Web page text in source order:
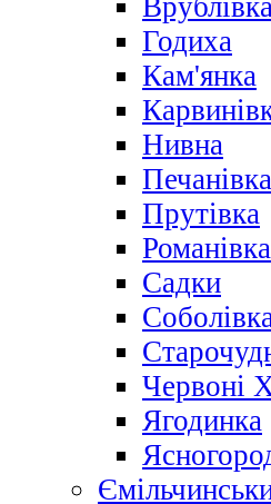
Годиха
Кам'янка
Нивна
Печанівка
Прутівка
Романівка
Садки
Червоні
Ягодинка